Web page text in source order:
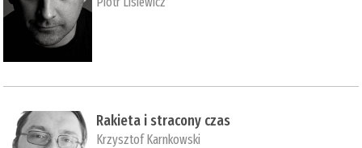
Rakieta i stracony czas
Krzysztof Karnkowski